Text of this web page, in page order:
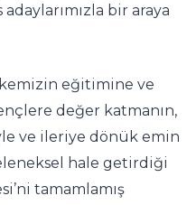
bir araya
eğitimine ve
değer katmanın,
ve ileriye dönük emin
hale getirdiği
tamamlamış